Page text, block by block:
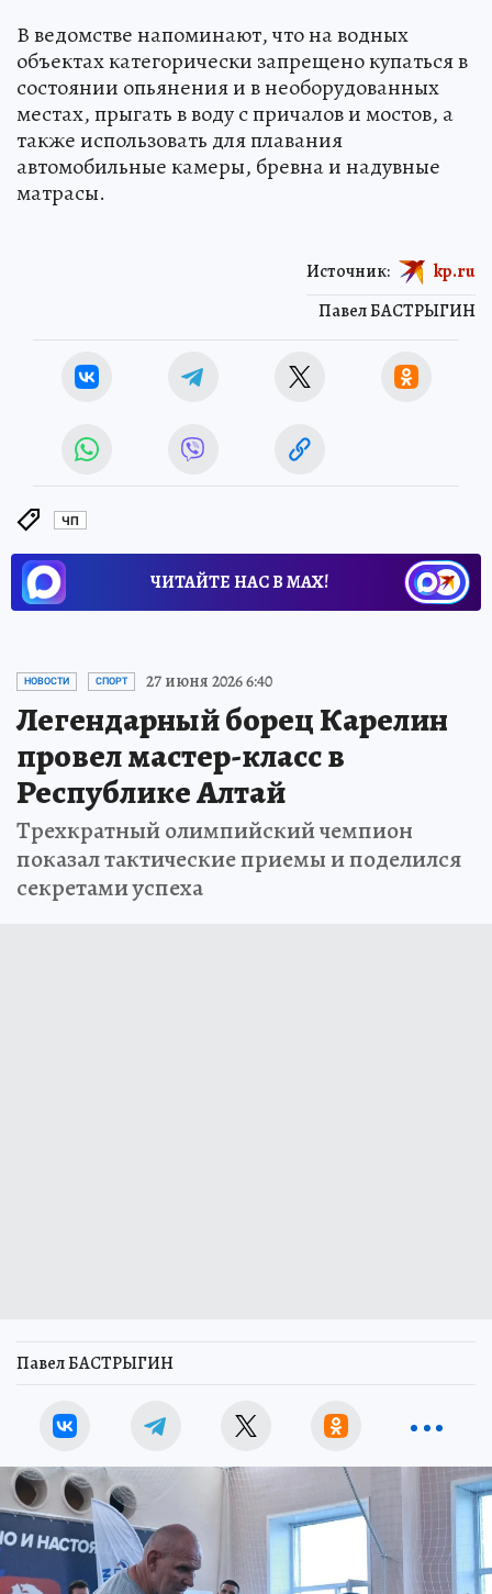
В ведомстве напоминают, что на водных
объектах категорически запрещено купаться в
состоянии опьянения и в необорудованных
местах, прыгать в воду с причалов и мостов, а
также использовать для плавания
автомобильные камеры, бревна и надувные
матрасы.
Павел БАСТРЫГИН
Источник: kp.ru
ЧП
ЧИТАЙТЕ НАС В МАХ!
НОВОСТИ СПОРТ 27 июня 2026 6:40
Легендарный борец Карелин
провел мастер-класс в
Республике Алтай
Трехкратный олимпийский чемпион
показал тактические приемы и поделился
секретами успеха
Павел БАСТРЫГИН